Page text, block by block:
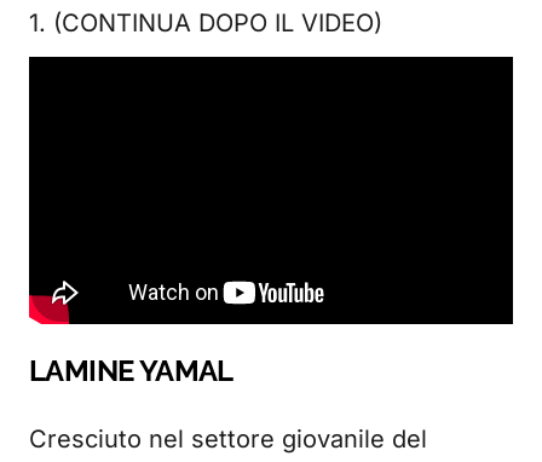
1. (CONTINUA DOPO IL VIDEO)
LAMINE YAMAL
Cresciuto nel settore giovanile del